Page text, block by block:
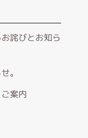
詫びとお知ら
。
案内